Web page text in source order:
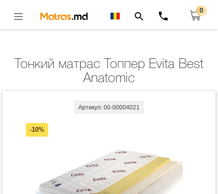
0
Тонкий Матрас Топпер Evita Best Anatomic
Anatomic
Артикул: 00-00004021
-10%